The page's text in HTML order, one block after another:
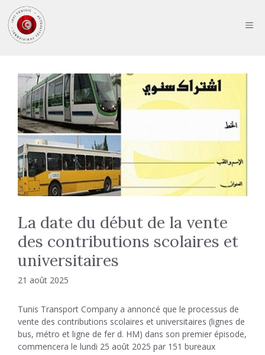
au
contenu
La date du début de la vente
des contributions scolaires et
universitaires
21 août 2025
Tunis Transport Company a annoncé que le processus de
vente des contributions scolaires et universitaires (lignes de
bus, métro et ligne de fer d. HM) dans son premier épisode,
commencera le lundi 25 août 2025 par 151 bureaux